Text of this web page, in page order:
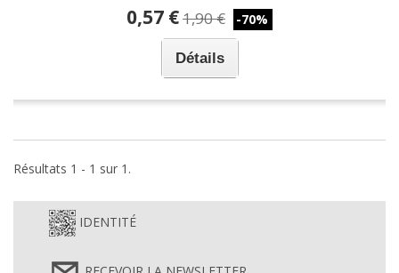
0,57 €1,90 € -70%
Détails
Résultats 1 - 1 sur 1.
IDENTITÉ